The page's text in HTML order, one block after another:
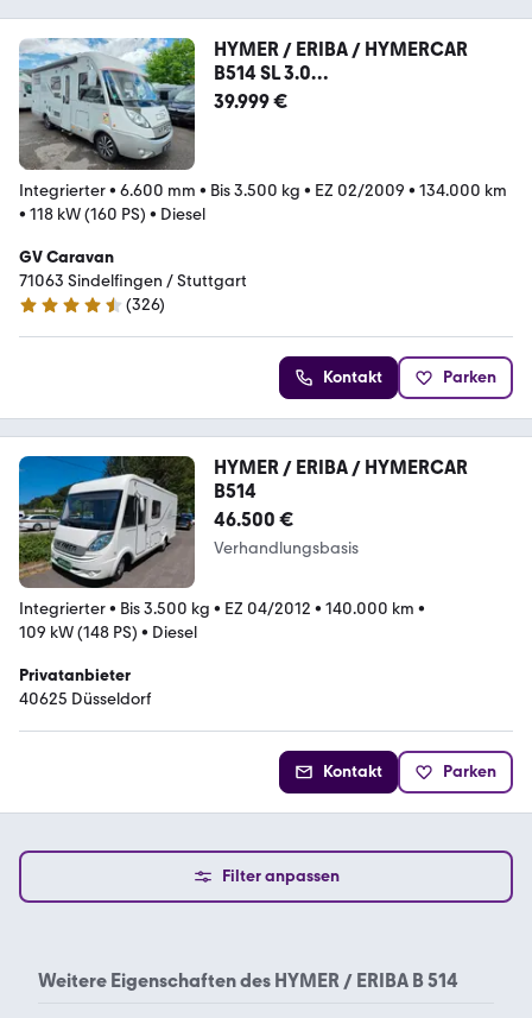
HYMER / ERIBA / HYMERCAR
B514 SL 3.0
JTD*AUTOMATIK*KLIMA*FESTBET
39.999 €
Integrierter• 6.600 mm • Bis 3.500 kg • EZ 02/2009 • 134.000 km
• 118 kW (160 PS) • Diesel
GV Caravan
71063 Sindelfingen / Stuttgart
4.7 Sterne
(326)
Kontakt Parken
HYMER / ERIBA / HYMERCAR
B514
46.500 €
Verhandlungsbasis
Integrierter• Bis 3.500 kg • EZ 04/2012 • 140.000 km •
109 kW (148 PS) • Diesel
Privatanbieter
40625 Düsseldorf
Kontakt Parken
Filter anpassen
Weitere Eigenschaften des HYMER / ERIBA B 514